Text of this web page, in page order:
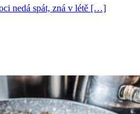
nedá spát, zná v létě […]